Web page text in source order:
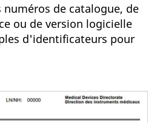
numéros de catalogue, de
ou de version logicielle
d'identificateurs pour